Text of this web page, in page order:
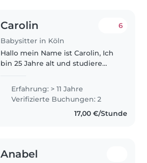
Carolin
Babysitter in Köln
6
Hallo mein Name ist Carolin, Ich
bin 25 Jahre alt und studiere
Lebensjahr babysitte Ich für
Familien mit Kindern
verschiedener Altersgruppen,
bei manchen Familien..
Erfahrung: > 11 Jahre
Verifizierte Buchungen: 2
17,00 €/Stunde
Anabel